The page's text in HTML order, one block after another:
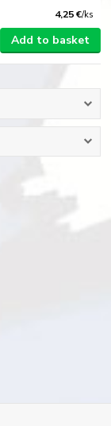
4,25 €/ks
Add to basket